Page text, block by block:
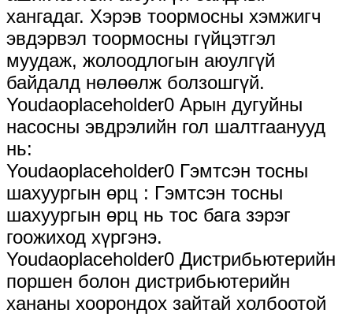
хангадаг. Хэрэв тоормосны хэмжигч
эвдэрвэл тоормосны гүйцэтгэл
муудаж, жолоодлогын аюулгүй
байдалд нөлөөлж болзошгүй.
Youdaoplaceholder0 Арын дугуйны
насосны эвдрэлийн гол шалтгаанууд
нь:
Youdaoplaceholder0 Гэмтсэн тосны
шахуургын өрц ‌: Гэмтсэн тосны
шахуургын өрц нь тос бага зэрэг
гоожиход хүргэнэ.
Youdaoplaceholder0 Дистрибьютерийн
поршен болон дистрибьютерийн
хананы хоорондох зайтай холбоотой